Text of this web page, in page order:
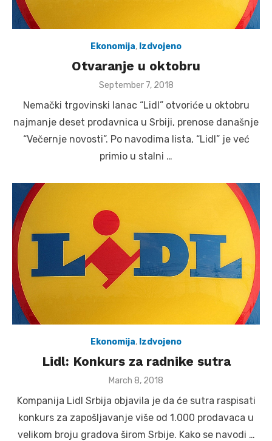
Ekonomija, Izdvojeno
Otvaranje u oktobru
Posted
September 7, 2018
Nemački trgovinski lanac “Lidl” otvoriće u oktobru
najmanje deset prodavnica u Srbiji, prenose današnje
“Večernje novosti”. Po navodima lista, “Lidl” je već
primio u stalni …
Ekonomija, Izdvojeno
Lidl: Konkurs za radnike sutra
Posted
March 8, 2018
Kompanija Lidl Srbija objavila je da će sutra raspisati
konkurs za zapošljavanje više od 1.000 prodavaca u
velikom broju gradova širom Srbije. Kako se navodi …